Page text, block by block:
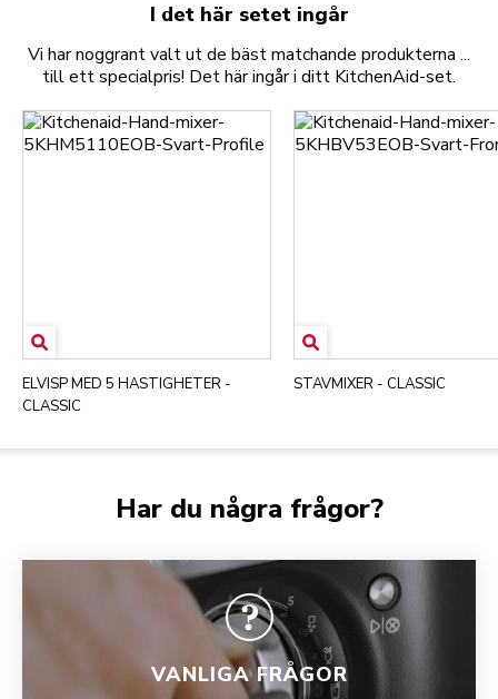
I det här setet ingår
Vi har noggrant valt ut de bäst matchande produkterna ...
till ett specialpris! Det här ingår i ditt KitchenAid-set.
ELVISP MED 5 HASTIGHETER -
CLASSIC
STAVMIXER - CLASSIC
Har du några frågor?
VANLIGA FRÅGOR